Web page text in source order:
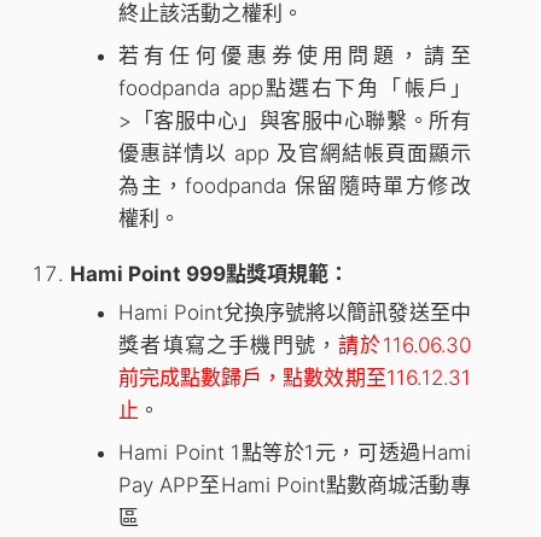
終止該活動之權利。
若有任何優惠券使用問題，請至
foodpanda app點選右下角「帳戶」
>「客服中心」與客服中心聯繫。所有
優惠詳情以 app 及官網結帳頁面顯示
為主，foodpanda 保留隨時單方修改
權利。
Hami Point 999點獎項規範：
Hami Point兌換序號將以簡訊發送至中
獎者填寫之手機門號，請於116.06.30
前完成點數歸戶，點數效期至116.12.31
止 。
Hami Point 1點等於1元，可透過Hami
Pay APP至Hami Point點數商城活動專
區